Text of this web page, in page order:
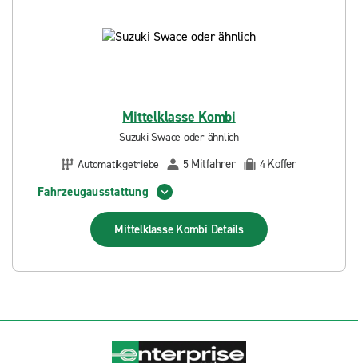
Mittelklasse Kombi
Suzuki Swace oder ähnlich
Automatikgetriebe
5 Mitfahrer 4Koffer
Fahrzeugausstattung
Mittelklasse Kombi Details